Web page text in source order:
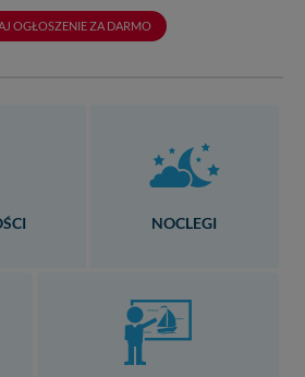
OGŁOSZENIE ZA DARMO
NOCLEGI